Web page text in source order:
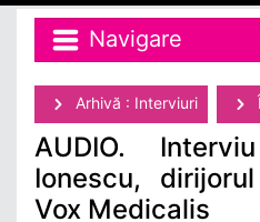
Navigare
Arhivă : Interviuri
AUDIO.
Ionescu,
Vox Medicalis